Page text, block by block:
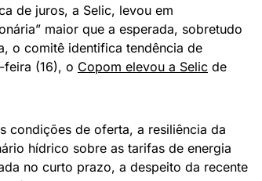
de juros, a Selic, levou em
maior que a esperada, sobretudo
o comitê identifica tendência de
feira (16), o Copom elevou a Selic de
condições de oferta, a resiliência da
hídrico sobre as tarifas de energia
no curto prazo, a despeito da recente